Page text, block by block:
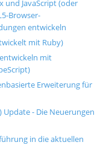
und JavaScript (oder
Browser-
entwickeln
mit Ruby)
mit
Erweiterung für
Update - Die Neuerungen
in die aktuellen